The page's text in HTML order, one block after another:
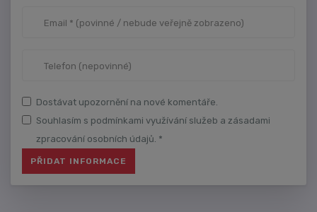
Dostávat upozornění na nové komentáře.
Souhlasím s podmínkami využívání služeb a zásadami
zpracování osobních údajů. *